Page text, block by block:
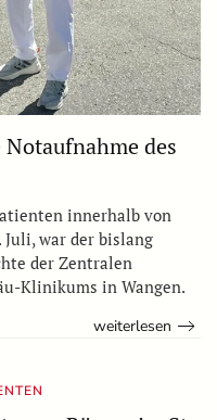
des
innerhalb von
war der bislang
der Zentralen
Klinikums in Wangen.
weiterlesen